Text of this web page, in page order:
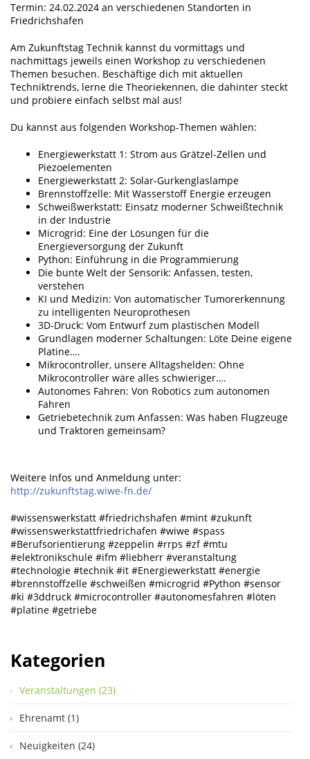
Termin: 24.02.2024 an verschiedenen Standorten in
Friedrichshafen
Am Zukunftstag Technik kannst du vormittags und
nachmittags jeweils einen Workshop zu verschiedenen
Themen besuchen. Beschäftige dich mit aktuellen
Techniktrends, lerne die Theoriekennen, die dahinter steckt
und probiere einfach selbst mal aus!
Du kannst aus folgenden Workshop-Themen wählen:
Energiewerkstatt 1: Strom aus Grätzel-Zellen und
Piezoelementen
Energiewerkstatt 2: Solar-Gurkenglaslampe
Brennstoffzelle: Mit Wasserstoff Energie erzeugen
Schweißwerkstatt: Einsatz moderner Schweißtechnik
in der Industrie
Microgrid: Eine der Lösungen für die
Energieversorgung der Zukunft
Python: Einführung in die Programmierung
Die bunte Welt der Sensorik: Anfassen, testen,
verstehen
KI und Medizin: Von automatischer Tumorerkennung
zu intelligenten Neuroprothesen
3D-Druck: Vom Entwurf zum plastischen Modell
Grundlagen moderner Schaltungen: Löte Deine eigene
Platine….
Mikrocontroller, unsere Alltagshelden: Ohne
Mikrocontroller wäre alles schwieriger….
Autonomes Fahren: Von Robotics zum autonomen
Fahren
Getriebetechnik zum Anfassen: Was haben Flugzeuge
und Traktoren gemeinsam?
Weitere Infos und Anmeldung unter:
http://zukunftstag.wiwe-fn.de/
#wissenswerkstatt #friedrichshafen #mint #zukunft
#wissenswerkstattfriedrichafen #wiwe #spass
#Berufsorientierung #zeppelin #rrps #zf #mtu
#elektronikschule #ifm #liebherr #veranstaltung
#technologie #technik #it #Energiewerkstatt #energie
#brennstoffzelle #schweißen #microgrid #Python #sensor
#ki #3ddruck #microcontroller #autonomesfahren #löten
#platine #getriebe
Kategorien
Veranstaltungen (23)
Ehrenamt (1)
Neuigkeiten (24)